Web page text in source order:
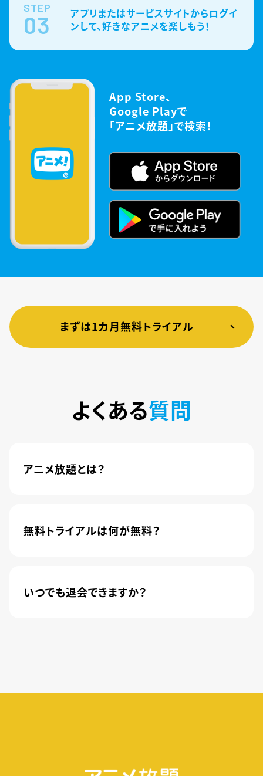
STEP
03
アプリまたはサービスサイトからログイ
ンして、好きなアニメを楽しもう！
App Store、
Google Playで
「アニメ放題」で検索！
まずは1カ月無料トライアル
よくある質問
アニメ放題とは？
されました。
無料トライアルは何が無料？
いつでも退会できますか？